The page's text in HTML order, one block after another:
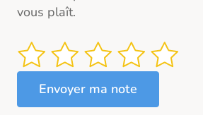
vous plaît.